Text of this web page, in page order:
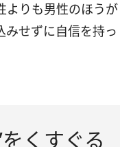
よりも男性のほうが
みせずに自信を持っ
くすぐる